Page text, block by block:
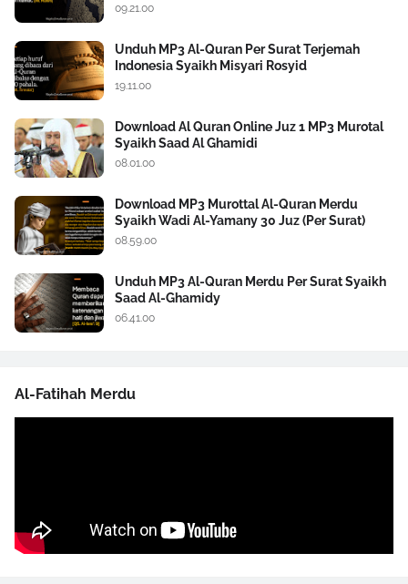
09.21.00
Unduh MP3 Al-Quran Per Surat Terjemah
Indonesia Syaikh Misyari Rosyid
19.11.00
Download Al Quran Online Juz 1 MP3 Murotal
Syaikh Saad Al Ghamidi
08.01.00
Download MP3 Murottal Al-Quran Merdu
Syaikh Wadi Al-Yamany 30 Juz (Per Surat)
08.59.00
Unduh MP3 Al-Quran Merdu Per Surat Syaikh
Saad Al-Ghamidy
06.41.00
Al-Fatihah Merdu